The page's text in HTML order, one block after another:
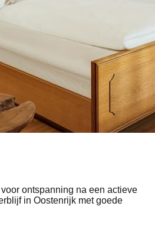
ontspanning na een actieve
in Oostenrijk met goede